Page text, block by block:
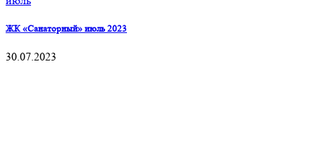
ЖК «Санаторный» июль 2023
30.07.2023